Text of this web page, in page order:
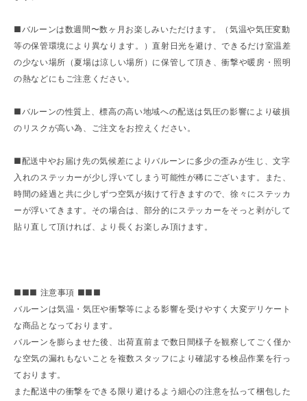
■バルーンは数週間〜数ヶ月お楽しみいただけます。（気温や気圧変動
等の保管環境により異なります。）直射日光を避け、できるだけ室温差
の少ない場所（夏場は涼しい場所）に保管して頂き、衝撃や暖房・照明
の熱などにもご注意ください。
■バルーンの性質上、標高の高い地域への配送は気圧の影響により破損
のリスクが高い為、ご注文をお控えください。
■配送中やお届け先の気候差によりバルーンに多少の歪みが生じ、文字
入れのステッカーが少し浮いてしまう可能性が稀にございます。また、
時間の経過と共に少しずつ空気が抜けて行きますので、徐々にステッカ
ーが浮いてきます。その場合は、部分的にステッカーをそっと剥がして
貼り直して頂ければ、より長くお楽しみ頂けます。
■■■ 注意事項 ■■■
バルーンは気温・気圧や衝撃等による影響を受けやすく大変デリケート
な商品となっております。
バルーンを膨らませた後、出荷直前まで数日間様子を観察してごく僅か
な空気の漏れもないことを複数スタッフにより確認する検品作業を行っ
ております。
また配送中の衝撃をできる限り避けるよう細心の注意を払って梱包した